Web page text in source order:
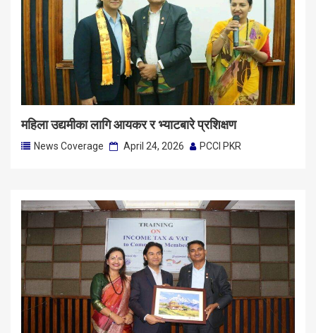
महिला उद्यमीका लागि आयकर र भ्याटबारे प्रशिक्षण
News Coverage April 24, 2026 PCCI PKR